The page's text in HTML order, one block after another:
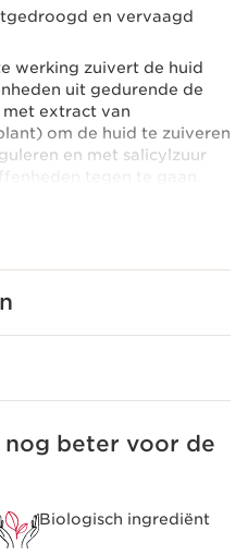
en vervaagd
werking zuivert de huid
uit gedurende de
extract van
om de huid te zuiveren
en met salicylzuur
beter voor de
Biologisch ingrediënt